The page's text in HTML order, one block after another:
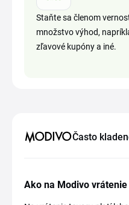
Staňte sa členom
množstvo výhod,
zľavové kupóny a iné.
Často
Ako na Modivo